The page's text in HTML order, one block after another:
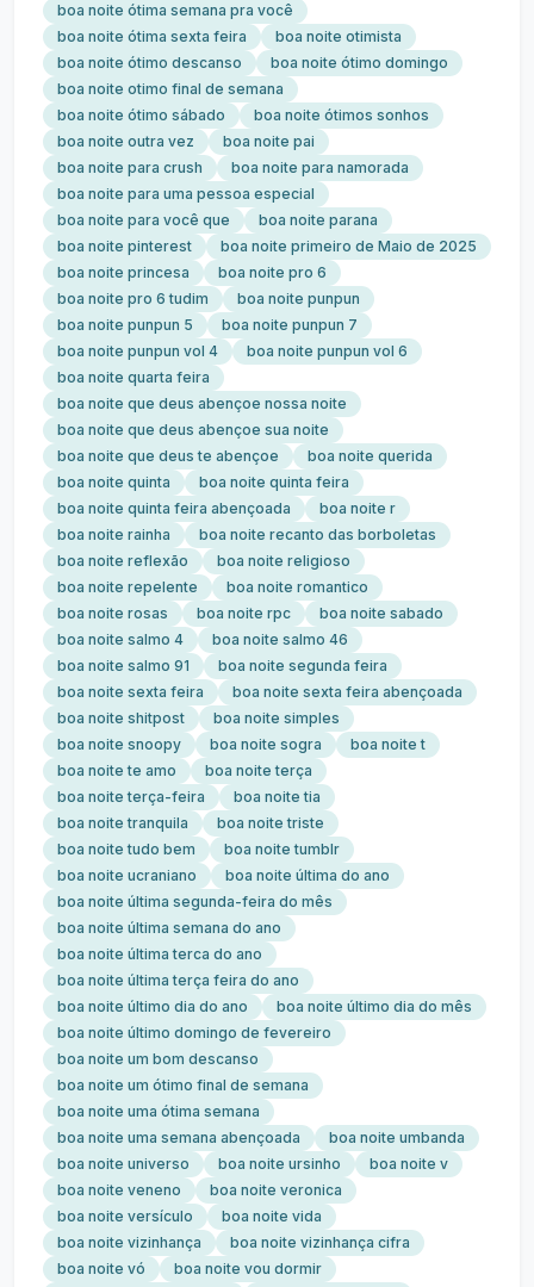
boa noite ótima semana pra você
boa noite ótima sexta feira
boa noite otimista
boa noite ótimo descanso
boa noite ótimo domingo
boa noite otimo final de semana
boa noite ótimo sábado
boa noite ótimos sonhos
boa noite outra vez
boa noite pai
boa noite para crush
boa noite para namorada
boa noite para uma pessoa especial
boa noite para você que
boa noite parana
boa noite pinterest
boa noite primeiro de Maio de 2025
boa noite princesa
boa noite pro 6
boa noite pro 6 tudim
boa noite punpun
boa noite punpun 5
boa noite punpun 7
boa noite punpun vol 4
boa noite punpun vol 6
boa noite quarta feira
boa noite que deus abençoe nossa noite
boa noite que deus abençoe sua noite
boa noite que deus te abençoe
boa noite querida
boa noite quinta
boa noite quinta feira
boa noite quinta feira abençoada
boa noite r
boa noite rainha
boa noite recanto das borboletas
boa noite reflexão
boa noite religioso
boa noite repelente
boa noite romantico
boa noite rosas
boa noite rpc
boa noite sabado
boa noite salmo 4
boa noite salmo 46
boa noite salmo 91
boa noite segunda feira
boa noite sexta feira
boa noite sexta feira abençoada
boa noite shitpost
boa noite simples
boa noite snoopy
boa noite sogra
boa noite t
boa noite te amo
boa noite terça
boa noite terça-feira
boa noite tia
boa noite tranquila
boa noite triste
boa noite tudo bem
boa noite tumblr
boa noite ucraniano
boa noite última do ano
boa noite última segunda-feira do mês
boa noite última semana do ano
boa noite última terca do ano
boa noite última terça feira do ano
boa noite último dia do ano
boa noite último dia do mês
boa noite último domingo de fevereiro
boa noite um bom descanso
boa noite um ótimo final de semana
boa noite uma ótima semana
boa noite uma semana abençoada
boa noite umbanda
boa noite universo
boa noite ursinho
boa noite v
boa noite veneno
boa noite veronica
boa noite versículo
boa noite vida
boa noite vizinhança
boa noite vizinhança cifra
boa noite vó
boa noite vou dormir